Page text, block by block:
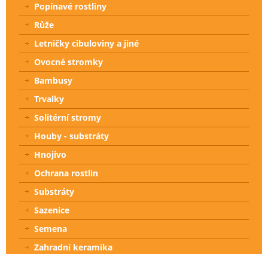
Popínavé rostliny
Růže
Letničky cibuloviny a jiné
Ovocné stromky
Bambusy
Trvalky
Solitérní stromy
Houby - substráty
Hnojivo
Ochrana rostlin
Substráty
Sazenice
Semena
Zahradní keramika